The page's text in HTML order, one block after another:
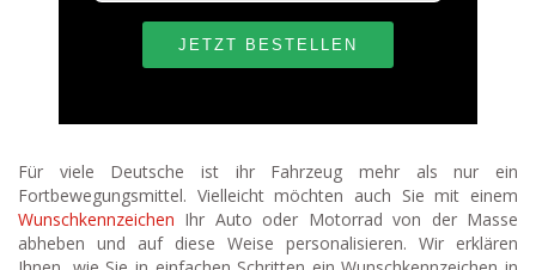
Für viele Deutsche ist ihr Fahrzeug mehr als nur ein
Fortbewegungsmittel. Vielleicht möchten auch Sie mit einem
Wunschkennzeichen Ihr Auto oder Motorrad von der Masse
abheben und auf diese Weise personalisieren. Wir erklären